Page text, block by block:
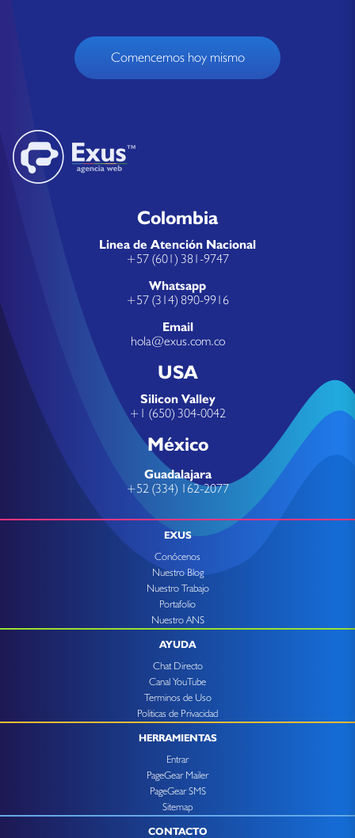
Comencemos hoy mismo
Colombia
Linea de Atención Nacional
+57 (601) 381-9747
Whatsapp
+57 (314) 890-9916
Email
hola@exus.com.co
USA
Silicon Valley
+1 (650) 304-0042
México
Guadalajara
+52 (334) 162-2077
EXUS
Conócenos
Nuestro Blog
Nuestro Trabajo
Portafolio
Nuestro ANS
AYUDA
Chat Directo
Canal YouTube
Terminos de Uso
Politicas de Privacidad
HERRAMIENTAS
Entrar
PageGear Mailer
PageGear SMS
Sitemap
CONTACTO